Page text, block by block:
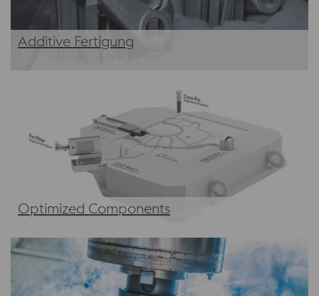
Additive Fertigung
Optimized Components